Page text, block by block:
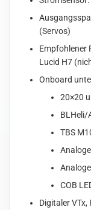
(Servos)
Empfohlener
Lucid H7
Onboard
20×20
BLHeli/
TBS
COB
Digitaler